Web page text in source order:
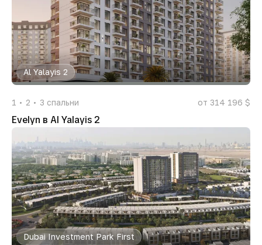
Al Yalayis 2
1 2 3 спальни от 314 196 $
Evelyn в Al Yalayis 2
Dubai Investment Park First